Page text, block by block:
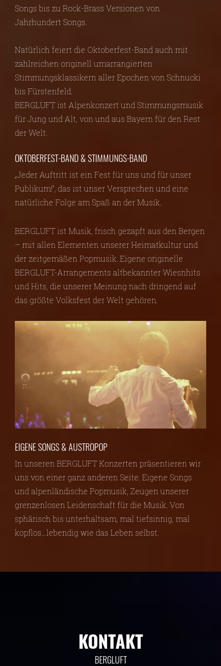
Songs bis zu Rock-Brass Versionen von
Jahrhundert Songs.
Natürlich feiert die Oktoberfest-Band auch mit
zahlreichen originell umarrangierten
Stimmungsklassikern aller Epochen von Schnucki
bis Fürstenfeld.
BERGLUFT ist Alpenkonzert und Stimmungsmusik
für Jung und Alt, von und aus Bayern für den Rest
der Welt.
OKTOBERFEST-BAND & STIMMUNGS-BAND
„Jeder Auftritt ist ein Fest für uns und für unser
Publikum!“, das ist unser Versprechen und eine
natürliche Folge am Spaß an der Musik.
BERGLUFT ist Musik, frisch gezapft aus den Bergen
– mit allen Elementen unserer Heimatkultur und
der zeitgemäßen Popmusik. Eigene originelle
BERGLUFT-Arrangements altbekannter Wiesnhits
und Hits, die unserer Meinung nach dringend auf
das größte Volksfest der Welt gehören.
EIGENE SONGS & AUSTROPOP
In unseren BERGLUFT Konzerten präsentieren wir
uns von einer ganz anderen Seite. Eigene Songs
und alpenländische Popmusik, Zeugen unserer
grenzenlosen Leidenschaft für die Musik. Von
sphärisch bis unterhaltsam, mal tiefsinnig, mal
kopflos…lebendig wie das Leben selbst.
KONTAKT
BERGLUFT